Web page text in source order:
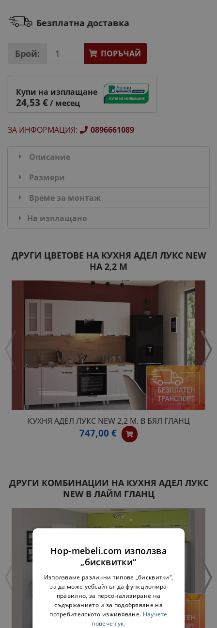
Безплатна доставка
Брой: ПОРЪЧАЙ
Купи на изплащане
24,53 €/ месец
ЗА ИНФОРМАЦИЯ: 0896661089
Описание
Размери
Време за монтаж
На изплащане
ДРУГИ ЦВЕТОВЕ НА КУХНЯ АДЕЛ ЛУКС NEW
НА 2,2 М
КУХНЯ АДЕЛ ЛУКС NEW 2,2 М. В БЯЛ ГЛАНЦ
747,00 €
ДРУГИ КОМБИНАЦИИ НА КУХНЯ АДЕЛ ЛУКС
NEW В ЛАЙМ ГЛАНЦ
Hop-mebeli.com използва
„бисквитки“
Използваме различни типове „бисквитки“,
за да може уебсайтът да функционира
правилно, за персонализиране на
съдържанието и за подобряване на
потребителското изживяване. Научете
повече тук.